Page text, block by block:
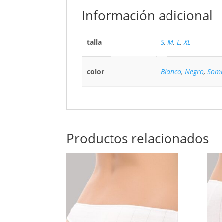
Información adicional
talla S, M, L,XL
color Blanco, Negro,
Productos relacionados